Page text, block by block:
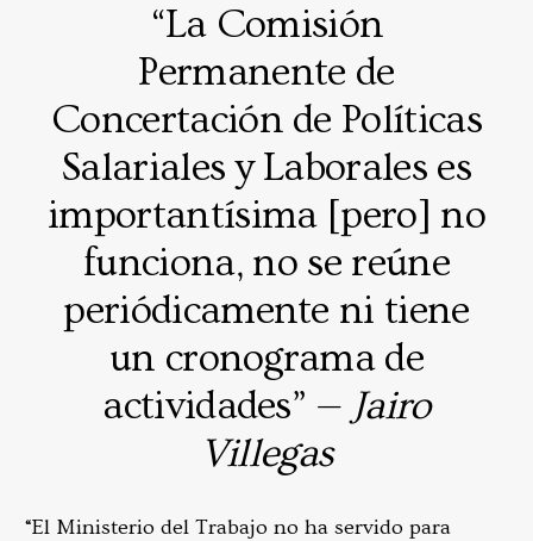
“La Comisión
Permanente de
Concertación de Políticas
Salariales y Laborales es
importantísima [pero] no
funciona, no se reúne
periódicamente ni tiene
un cronograma de
actividades” — Jairo
Villegas
“El Ministerio del Trabajo no ha servido para